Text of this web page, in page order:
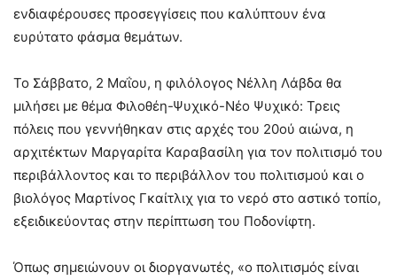
ενδιαφέρουσες προσεγγίσεις που καλύπτουν ένα
ευρύτατο φάσμα θεμάτων.
Το Σάββατο, 2 Μαΐου, η φιλόλογος Νέλλη Λάβδα θα
μιλήσει με θέμα Φιλοθέη-Ψυχικό-Νέο Ψυχικό: Τρεις
πόλεις που γεννήθηκαν στις αρχές του 20oύ αιώνα, η
αρχιτέκτων Μαργαρίτα Καραβασίλη για τον πολιτισμό του
περιβάλλοντος και το περιβάλλον του πολιτισμού και ο
βιολόγος Μαρτίνος Γκαίτλιχ για το νερό στο αστικό τοπίο,
εξειδικεύοντας στην περίπτωση του Ποδονίφτη.
Όπως σημειώνουν οι διοργανωτές, «ο πολιτισμός είναι